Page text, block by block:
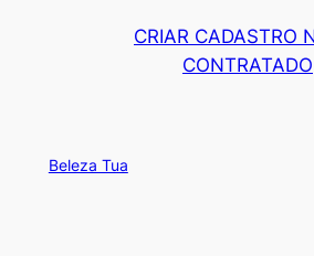
CRIAR CADASTRO
CONTRATADO
Beleza Tua